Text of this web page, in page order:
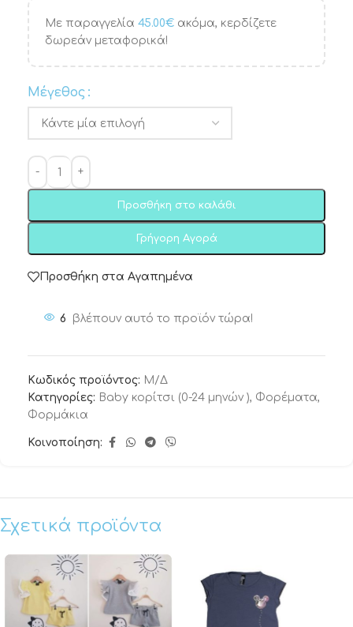
Με παραγγελία 45.00€ ακόμα, κερδίζετε
δωρεάν μεταφορικά!
Μέγεθος
Προσθήκη στο καλάθι
Γρήγορη Αγορά
Προσθήκη στα Αγαπημένα
6 βλέπουν αυτό το προϊόν τώρα!
Κωδικός προϊόντος: Μ/Δ
Κατηγορίες: Baby κορίτσι (0-24 μηνών ), Φορέματα,
Φορμάκια
Κοινοποίηση:
Σχετικά προϊόντα